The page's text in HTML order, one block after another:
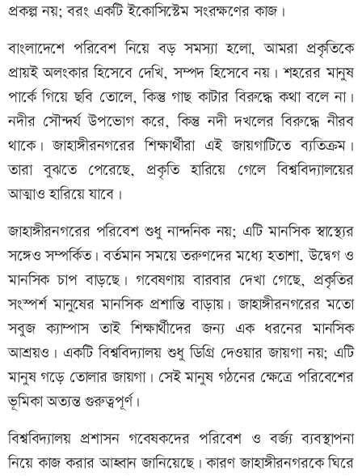
প্রকল্প নয়; বরং একটি ইকোসিস্টেম সংরক্ষণের কাজ।
বাংলাদেশে পরিবেশ নিয়ে বড় সমস্যা হলো, আমরা প্রকৃতিকে
প্রায়ই অলংকার হিসেবে দেখি, সম্পদ হিসেবে নয়। শহরের মানুষ
পার্কে গিয়ে ছবি তোলে, কিন্তু গাছ কাটার বিরুদ্ধে কথা বলে না।
নদীর সৌন্দর্য উপভোগ করে, কিন্তু নদী দখলের বিরুদ্ধে নীরব
থাকে। জাহাঙ্গীরনগরের শিক্ষার্থীরা এই জায়গাটিতে ব্যতিক্রম।
তারা বুঝতে পেরেছে, প্রকৃতি হারিয়ে গেলে বিশ্ববিদ্যালয়ের
আত্মাও হারিয়ে যাবে।
জাহাঙ্গীরনগরের পরিবেশ শুধু নান্দনিক নয়; এটি মানসিক স্বাস্থ্যের
সঙ্গেও সম্পর্কিত। বর্তমান সময়ে তরুণদের মধ্যে হতাশা, উদ্বেগ ও
মানসিক চাপ বাড়ছে। গবেষণায় বারবার দেখা গেছে, প্রকৃতির
সংস্পর্শ মানুষের মানসিক প্রশান্তি বাড়ায়। জাহাঙ্গীরনগরের মতো
সবুজ ক্যাম্পাস তাই শিক্ষার্থীদের জন্য এক ধরনের মানসিক
আশ্রয়ও। একটি বিশ্ববিদ্যালয় শুধু ডিগ্রি দেওয়ার জায়গা নয়; এটি
মানুষ গড়ে তোলার জায়গা। সেই মানুষ গঠনের ক্ষেত্রে পরিবেশের
ভূমিকা অত্যন্ত গুরুত্বপূর্ণ।
বিশ্ববিদ্যালয় প্রশাসন গবেষকদের পরিবেশ ও বর্জ্য ব্যবস্থাপনা
নিয়ে কাজ করার আহ্বান জানিয়েছে। কারণ জাহাঙ্গীরনগরকে ঘিরে